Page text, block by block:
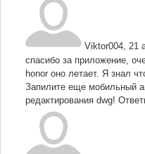
Viktor004, 21
спасибо за приложение,
honor оно летает. Я знал
Запилите еще мобильный
редактирования dwg!